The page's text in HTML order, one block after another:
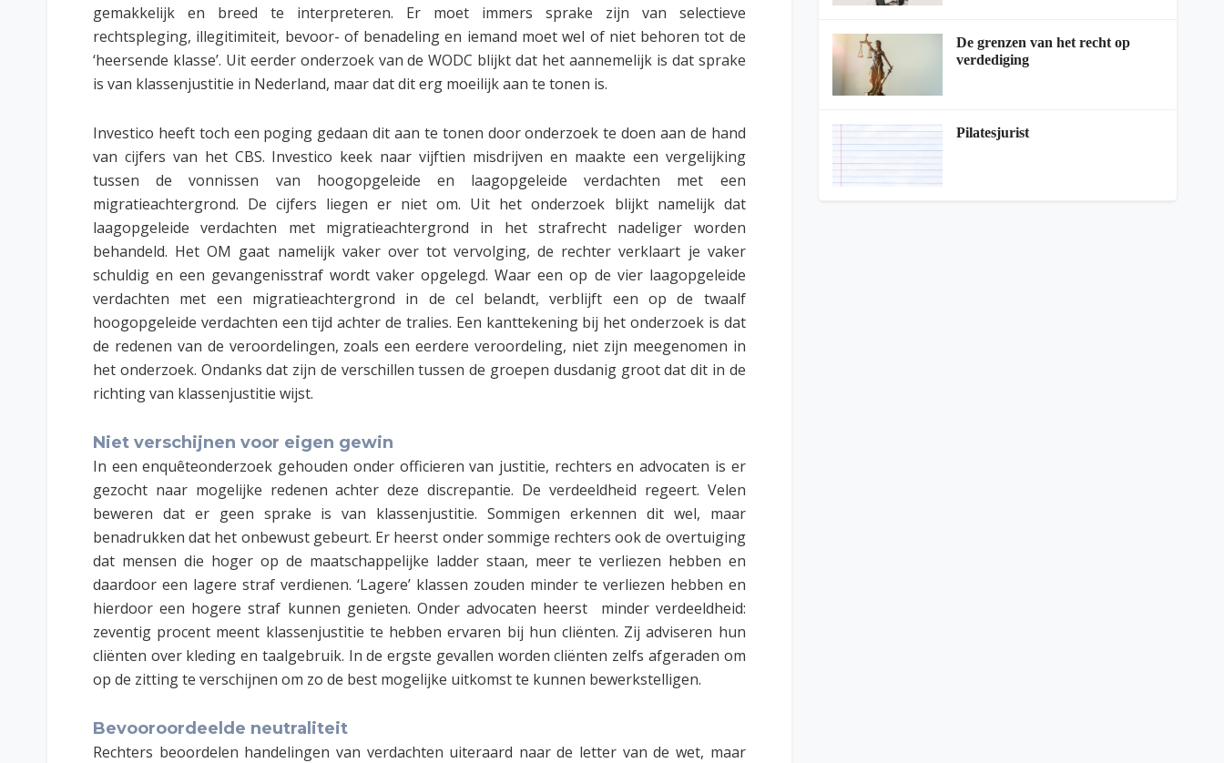
gemakkelijk en breed te interpreteren. Er moet immers sprake zijn van selectieve
rechtspleging, illegitimiteit, bevoor- of benadeling en iemand moet wel of niet behoren tot de
‘heersende klasse’. Uit eerder onderzoek van de WODC blijkt dat het aannemelijk is dat sprake
is van klassenjustitie in Nederland, maar dat dit erg moeilijk aan te tonen is.
Investico heeft toch een poging gedaan dit aan te tonen door onderzoek te doen aan de hand
van cijfers van het CBS. Investico keek naar vijftien misdrijven en maakte een vergelijking
tussen de vonnissen van hoogopgeleide en laagopgeleide verdachten met een
migratieachtergrond. De cijfers liegen er niet om. Uit het onderzoek blijkt namelijk dat
laagopgeleide verdachten met migratieachtergrond in het strafrecht nadeliger worden
behandeld. Het OM gaat namelijk vaker over tot vervolging, de rechter verklaart je vaker
schuldig en een gevangenisstraf wordt vaker opgelegd. Waar een op de vier laagopgeleide
verdachten met een migratieachtergrond in de cel belandt, verblijft een op de twaalf
hoogopgeleide verdachten een tijd achter de tralies. Een kanttekening bij het onderzoek is dat
de redenen van de veroordelingen, zoals een eerdere veroordeling, niet zijn meegenomen in
het onderzoek. Ondanks dat zijn de verschillen tussen de groepen dusdanig groot dat dit in de
richting van klassenjustitie wijst.
Niet verschijnen voor eigen gewin
In een enquêteonderzoek gehouden onder officieren van justitie, rechters en advocaten is er
gezocht naar mogelijke redenen achter deze discrepantie. De verdeeldheid regeert. Velen
beweren dat er geen sprake is van klassenjustitie. Sommigen erkennen dit wel, maar
benadrukken dat het onbewust gebeurt. Er heerst onder sommige rechters ook de overtuiging
dat mensen die hoger op de maatschappelijke ladder staan, meer te verliezen hebben en
daardoor een lagere straf verdienen. ‘Lagere’ klassen zouden minder te verliezen hebben en
hierdoor een hogere straf kunnen genieten. Onder advocaten heerst minder verdeeldheid:
zeventig procent meent klassenjustitie te hebben ervaren bij hun cliënten. Zij adviseren hun
cliënten over kleding en taalgebruik. In de ergste gevallen worden cliënten zelfs afgeraden om
op de zitting te verschijnen om zo de best mogelijke uitkomst te kunnen bewerkstelligen.
Bevooroordeelde neutraliteit
Rechters beoordelen handelingen van verdachten uiteraard naar de letter van de wet, maar
De grenzen van het recht op
verdediging
Pilatesjurist